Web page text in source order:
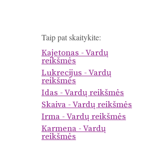
Taip pat skaitykite:
Kajetonas - Vardų
reikšmės
Lukrecijus - Vardų
reikšmės
Idas - Vardų reikšmės
Skaiva - Vardų reikšmės
Irma - Vardų reikšmės
Karmena - Vardų
reikšmės